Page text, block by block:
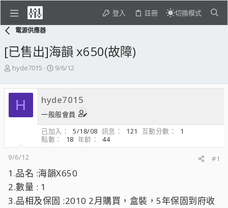
登入 註冊 切換模式
電源供應器
[已售出]海韻 x650(故障)
主
發
起
人
hyde7015
開
日
期
9/6/12
H hyde7015
一般般會員
已加入
5/18/08 訊息 121 互動分數
1
點數
18 年齡
44
9/6/12
#1
1.品名 :海韻X650
2.數量 : 1
3.品相及保固 :2010 2月購買，盒裝，5年保固到府收